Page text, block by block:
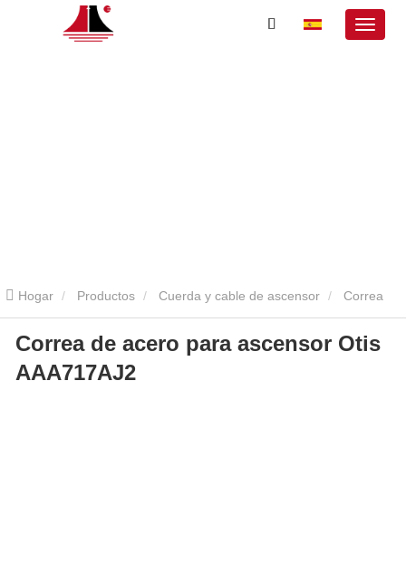
Hogar Productos Cuerda y cable de ascensor Correa
de acero para ascensor Correa de acero para ascensor Otis
AAA717AJ2
Correa de acero para ascensor Otis
AAA717AJ2